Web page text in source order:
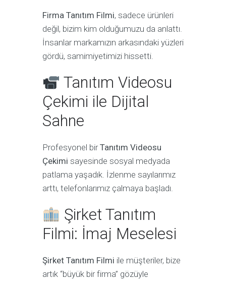
Firma Tanıtım Filmi, sadece ürünleri
değil, bizim kim olduğumuzu da anlattı.
İnsanlar markamızın arkasındaki yüzleri
gördü, samimiyetimizi hissetti.
Tanıtım Videosu
Çekimi ile Dijital
Sahne
Profesyonel birTanıtım Videosu
Çekimi sayesinde sosyal medyada
patlama yaşadık. İzlenme sayılarımız
arttı, telefonlarımız çalmaya başladı.
Şirket Tanıtım
Filmi: İmaj Meselesi
Şirket Tanıtım Filmi ile müşteriler, bize
artık “büyük bir firma” gözüyle